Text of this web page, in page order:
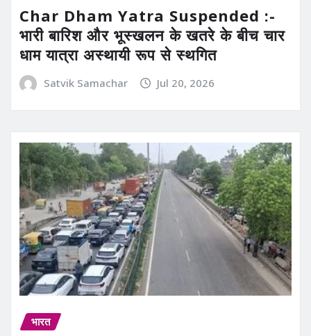
Char Dham Yatra Suspended :-
भारी बारिश और भूस्खलन के खतरे के बीच चार
धाम यात्रा अस्थायी रूप से स्थगित
Satvik Samachar Jul 20, 2026
भारत